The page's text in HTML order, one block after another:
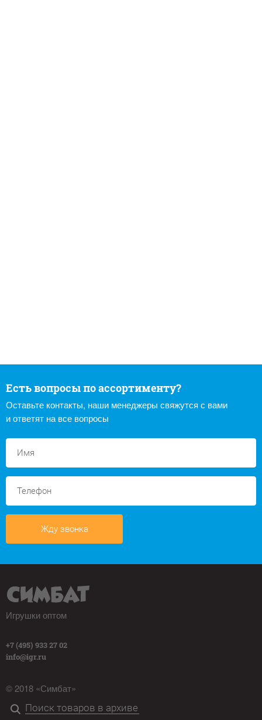
Есть вопросы по ассортименту?
Оставьте контакты, наши менеджеры свяжутся с вами
и ответят на все вопросы
Жду звонка
Игрушки оптом
+7 (495) 933 27 02
info@igr.ru
© 2018 «Симбат»